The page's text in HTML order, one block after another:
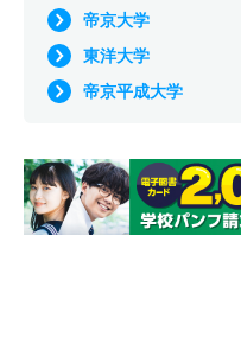
帝京大学
東洋大学
帝京平成大学